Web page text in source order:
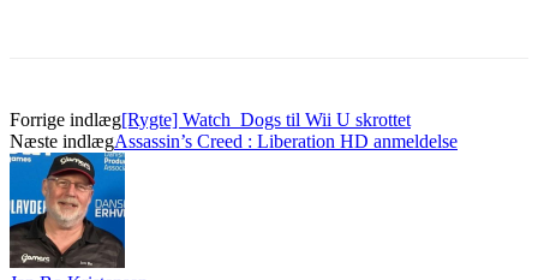
Forrige indlæg[Rygte] Watch_Dogs til Wii U skrottet
Næste indlægAssassin’s Creed : Liberation HD anmeldelse